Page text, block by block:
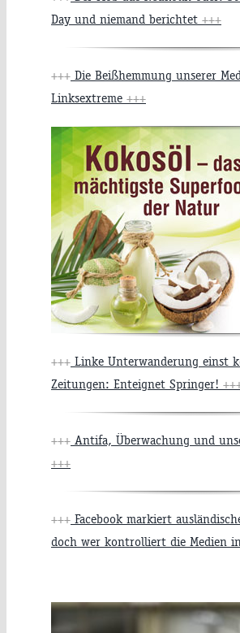
Day und niemand berichtet +++
+++ Die Beißhemmung unserer
Linksextreme +++
+++ Linke Unterwanderung einst
Zeitungen: Enteignet Springer!
+++ Antifa, Überwachung und
+++
+++ Facebook markiert
doch wer kontrolliert die Medien